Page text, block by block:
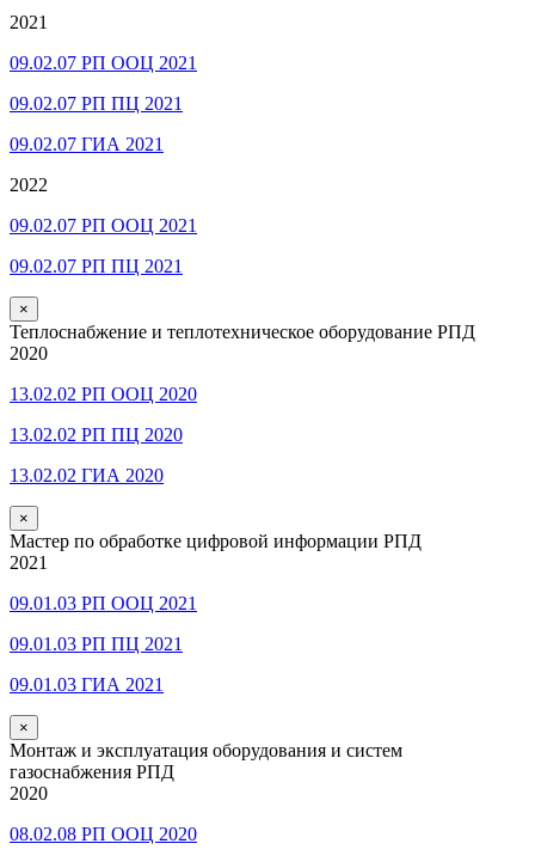
2021
09.02.07 РП ООЦ 2021
09.02.07 РП ПЦ 2021
09.02.07 ГИА 2021
2022
09.02.07 РП ООЦ 2021
09.02.07 РП ПЦ 2021
×
Теплоснабжение и теплотехническое оборудование РПД
2020
13.02.02 РП ООЦ 2020
13.02.02 РП ПЦ 2020
13.02.02 ГИА 2020
×
Мастер по обработке цифровой информации РПД
2021
09.01.03 РП ООЦ 2021
09.01.03 РП ПЦ 2021
09.01.03 ГИА 2021
×
Монтаж и эксплуатация оборудования и систем
газоснабжения РПД
2020
08.02.08 РП ООЦ 2020